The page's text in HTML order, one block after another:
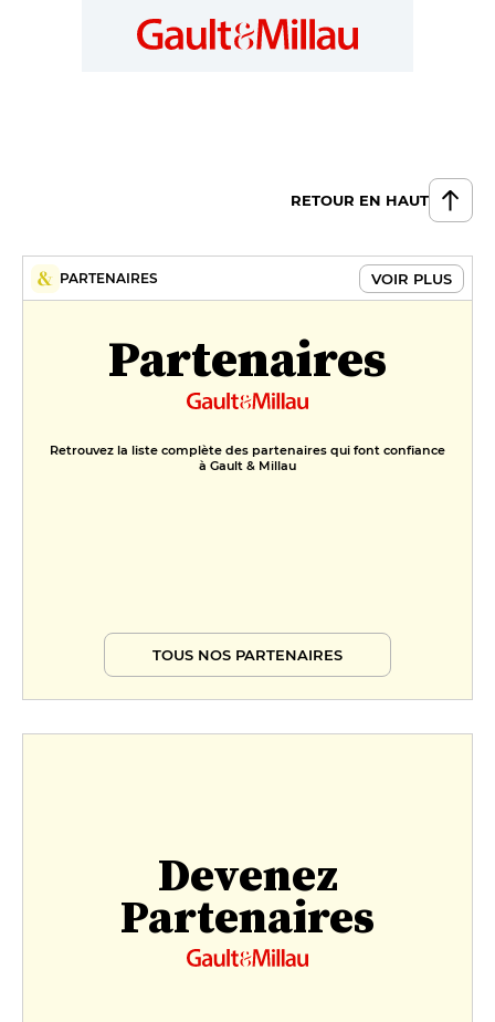
RETOUR EN HAUT
PARTENAIRES VOIR PLUS
Partenaires
Retrouvez la liste complète des partenaires qui font confiance
à Gault & Millau
TOUS NOS PARTENAIRES
Devenez
Partenaires